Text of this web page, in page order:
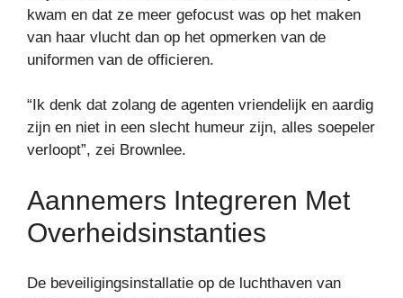
kwam en dat ze meer gefocust was op het maken
van haar vlucht dan op het opmerken van de
uniformen van de officieren.
“Ik denk dat zolang de agenten vriendelijk en aardig
zijn en niet in een slecht humeur zijn, alles soepeler
verloopt”, zei Brownlee.
Aannemers Integreren Met
Overheidsinstanties
De beveiligingsinstallatie op de luchthaven van